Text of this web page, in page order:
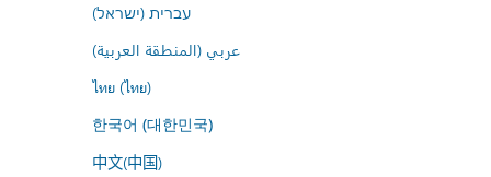
עברית (ישראל)
عربي (المنطقة العربية)
ไทย (ไทย)
한국어 (대한민국)
中文(中国)